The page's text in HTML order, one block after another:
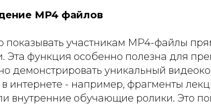
MP4 файлов
показывать участникам MP4-файлы
Эта функция особенно полезна для
демонстрировать уникальный
интернете - например, фрагменты
внутренние обучающие ролики. Это